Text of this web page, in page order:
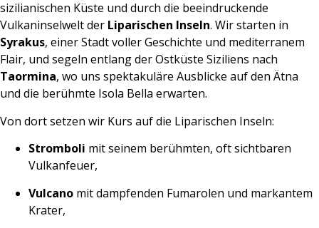
sizilianischen Küste und durch die beeindruckende
Vulkaninselwelt der Liparischen Inseln. Wir starten in
Syrakus, einer Stadt voller Geschichte und mediterranem
Flair, und segeln entlang der Ostküste Siziliens nach
Taormina, wo uns spektakuläre Ausblicke auf den Ätna
und die berühmte Isola Bella erwarten.
Von dort setzen wir Kurs auf die Liparischen Inseln:
Stromboli mit seinem berühmten, oft sichtbaren
Vulkanfeuer,
Vulcano mit dampfenden Fumarolen und markantem
Krater,